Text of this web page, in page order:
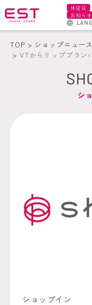
休店日
お知らせ
TOP
ショップニュース
VTからリッププラン
シ
ショップイン